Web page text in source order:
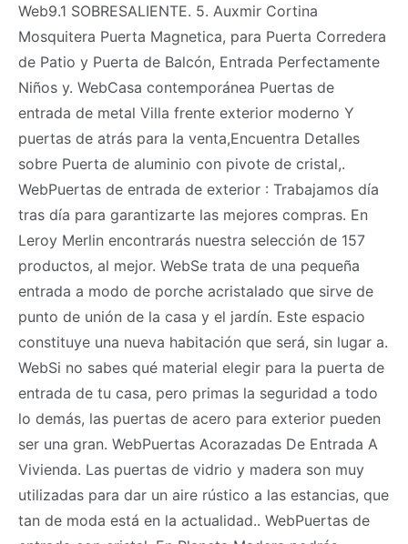
Web9.1 SOBRESALIENTE. 5. Auxmir Cortina
Mosquitera Puerta Magnetica, para Puerta Corredera
de Patio y Puerta de Balcón, Entrada Perfectamente
Niños y. WebCasa contemporánea Puertas de
entrada de metal Villa frente exterior moderno Y
puertas de atrás para la venta,Encuentra Detalles
sobre Puerta de aluminio con pivote de cristal,.
WebPuertas de entrada de exterior : Trabajamos día
tras día para garantizarte las mejores compras. En
Leroy Merlin encontrarás nuestra selección de 157
productos, al mejor. WebSe trata de una pequeña
entrada a modo de porche acristalado que sirve de
punto de unión de la casa y el jardín. Este espacio
constituye una nueva habitación que será, sin lugar a.
WebSi no sabes qué material elegir para la puerta de
entrada de tu casa, pero primas la seguridad a todo
lo demás, las puertas de acero para exterior pueden
ser una gran. WebPuertas Acorazadas De Entrada A
Vivienda. Las puertas de vidrio y madera son muy
utilizadas para dar un aire rústico a las estancias, que
tan de moda está en la actualidad.. WebPuertas de